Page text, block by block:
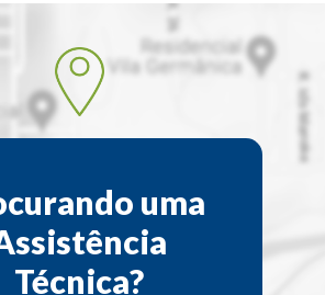
uma
Técnica?